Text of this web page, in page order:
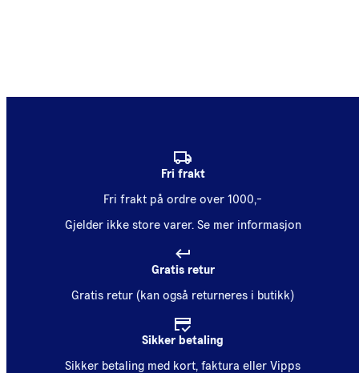
Fri frakt
Fri frakt på ordre over 1000,-
Gjelder ikke store varer. Se mer informasjon
Gratis retur
Gratis retur (kan også returneres i butikk)
Sikker betaling
Sikker betaling med kort, faktura eller Vipps